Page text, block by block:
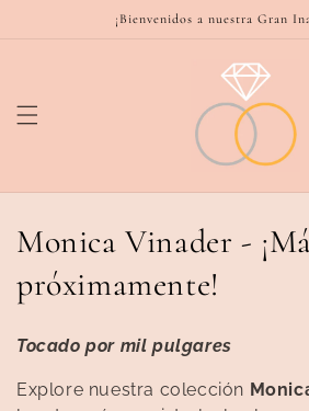
directamente¡Bienvenidos a nuestra Gran
C
o
Monica Vinader -
próximamente!
Tocado por mil pulgares
Explore nuestra colección